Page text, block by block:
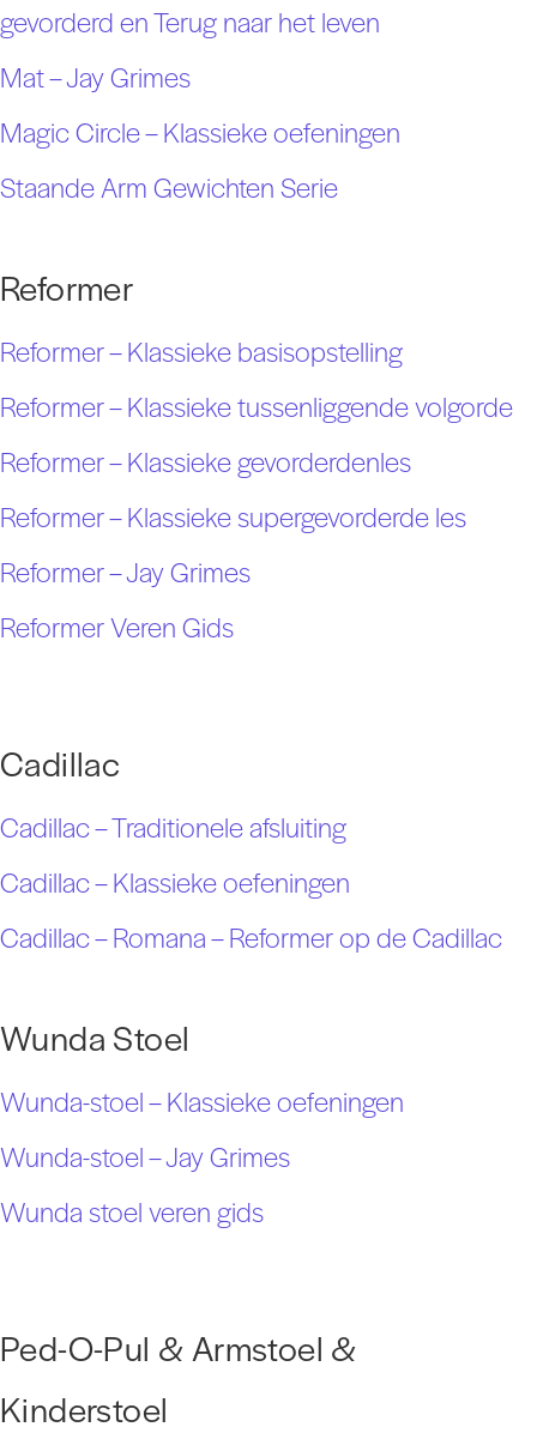
gevorderd en Terug naar het leven
Mat – Jay Grimes
Magic Circle – Klassieke oefeningen
Staande Arm Gewichten Serie
Reformer
Reformer – Klassieke basisopstelling
Reformer – Klassieke tussenliggende volgorde
Reformer – Klassieke gevorderdenles
Reformer – Klassieke supergevorderde les
Reformer – Jay Grimes
Reformer Veren Gids
Cadillac
Cadillac – Traditionele afsluiting
Cadillac – Klassieke oefeningen
Cadillac – Romana – Reformer op de Cadillac
Wunda Stoel
Wunda-stoel – Klassieke oefeningen
Wunda-stoel – Jay Grimes
Wunda stoel veren gids
Ped-O-Pul & Armstoel &
Kinderstoel